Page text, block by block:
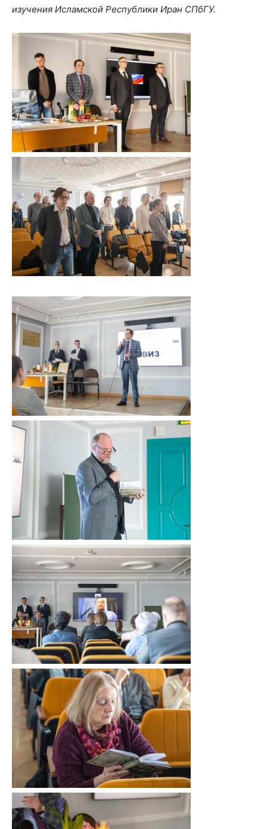
изучения Исламской Республики Иран СПбГУ.